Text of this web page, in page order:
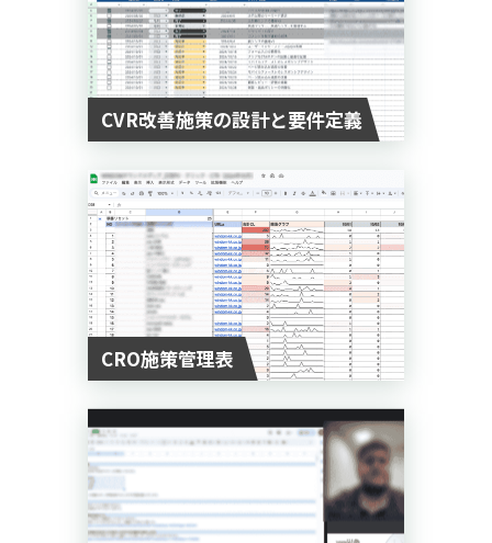
CVR改善施策の設計と要件定義
CRO施策管理表